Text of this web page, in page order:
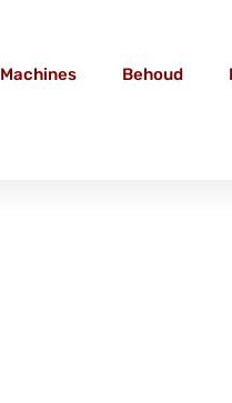
Machines Behoud